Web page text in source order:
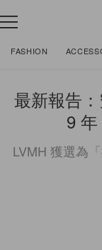
FASHION
最新報告
9
LVMH 獲選為